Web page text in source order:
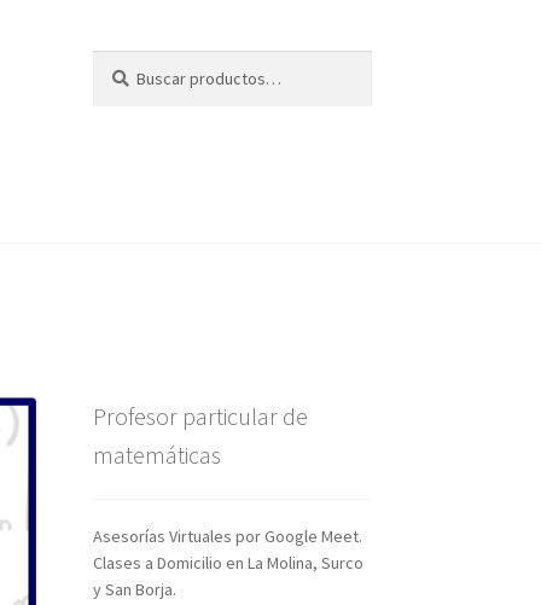
por:
Profesor particular de
matemáticas
Asesorías Virtuales por Google Meet.
Clases a Domicilio en La Molina, Surco
y San Borja.